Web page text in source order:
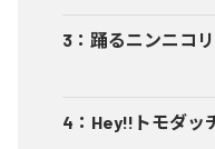
3 ： 踊るニンニコ
4 ： Hey!!トモダ